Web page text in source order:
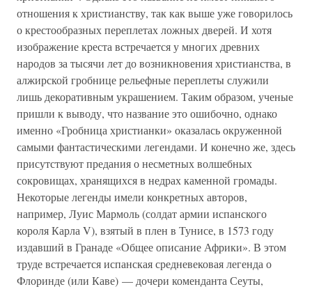
отношения к христианству, так как выше уже говорилось
о крестообразных переплетах ложных дверей. И хотя
изображение креста встречается у многих древних
народов за тысячи лет до возникновения христианства, в
алжирской гробнице рельефные переплеты служили
лишь декоративным украшением. Таким образом, ученые
пришли к выводу, что название это ошибочно, однако
именно «Гробница христианки» оказалась окруженной
самыми фантастическими легендами. И конечно же, здесь
присутствуют предания о несметных волшебных
сокровищах, хранящихся в недрах каменной громады.
Некоторые легенды имели конкретных авторов,
например, Луис Мармоль (солдат армии испанского
короля Карла V), взятый в плен в Тунисе, в 1573 году
издавший в Гранаде «Общее описание Африки». В этом
труде встречается испанская средневековая легенда о
Флоринде (или Каве) — дочери коменданта Сеуты,